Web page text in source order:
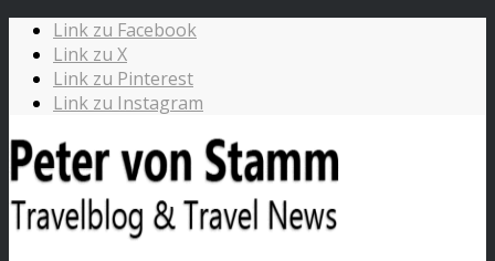
Link zu Facebook
Link zu X
Link zu Pinterest
Link zu Instagram